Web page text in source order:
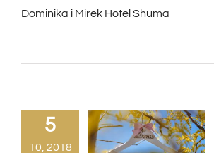
Dominika i Mirek Hotel Shuma
5
10, 2018